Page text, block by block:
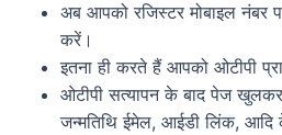
अब आपको रजिस्टर मोबाइल नंबर
करें।
इतना ही करते हैं आपको ओटीपी
ओटीपी सत्यापन के बाद पेज
जन्मतिथि ईमेल, आईडी लिंक, आदि